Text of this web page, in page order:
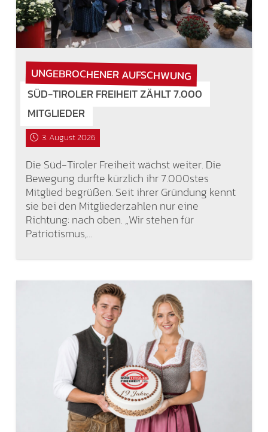
UNGEBROCHENER AUFSCHWUNG
SÜD-TIROLER FREIHEIT ZÄHLT 7.000
MITGLIEDER
3. August 2026
Die Süd-Tiroler Freiheit wächst weiter. Die
Bewegung durfte kürzlich ihr 7.000stes
Mitglied begrüßen. Seit ihrer Gründung kennt
sie bei den Mitgliederzahlen nur eine
Richtung: nach oben. „Wir stehen für
Patriotismus,…